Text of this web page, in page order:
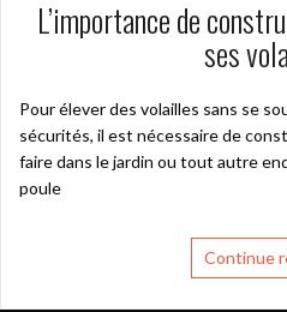
L’importance de
ses
Pour élever des volailles sans se
sécurités, il est nécessaire de
faire dans le jardin ou tout autre
poule
Continue